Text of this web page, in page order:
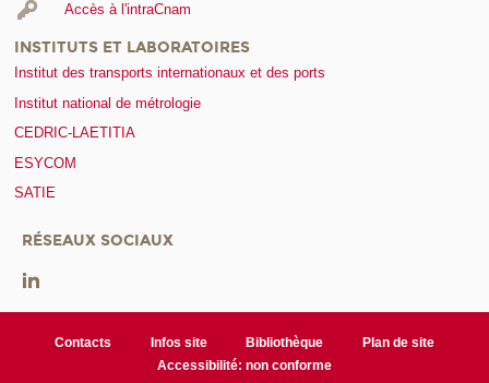
Accès à l'intraCnam
INSTITUTS ET LABORATOIRES
Institut des transports internationaux et des ports
Institut national de métrologie
CEDRIC-LAETITIA
ESYCOM
SATIE
RÉSEAUX SOCIAUX
Contacts Infos site Bibliothèque
Plan de site
Accessibilité: non conforme